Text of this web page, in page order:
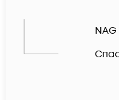
NAG